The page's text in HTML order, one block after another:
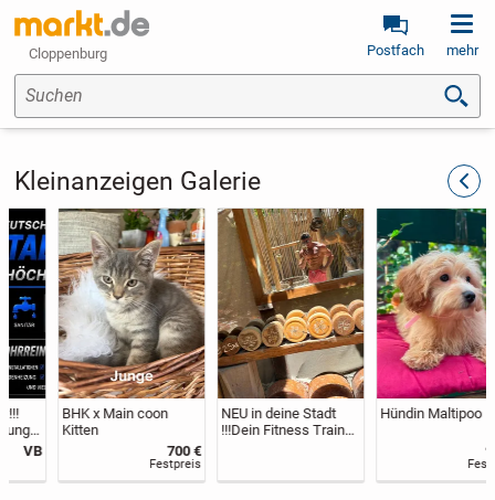
Cloppenburg Postfach mehr
Suchen
Kleinanzeigen Galerie
BHK x Main coon
Kitten
Festpreis
NEU in deine Stadt
!!!Dein Fitness Trainer
und Lifestyle Couch !!
Hündin Maltipoo
Festpreis